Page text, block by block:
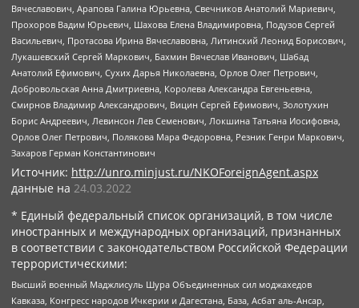
Вячеславович, Арапова Галина Юрьевна, Свечников Анатолий Мариевич,
Прохоров Вадим Юрьевич, Шахова Елена Владимировна, Подузов Сергей
Васильевич, Протасова Ирина Вячеславовна, Литинский Леонид Борисович,
Лукашевский Сергей Маркович, Бахмин Вячеслав Иванович, Шабад
Анатолий Ефимович, Сухих Дарья Николаевна, Орлов Олег Петрович,
Добровольская Анна Дмитриевна, Королева Александра Евгеньевна,
Смирнов Владимир Александрович, Вицин Сергей Ефимович, Золотухин
Борис Андреевич, Левинсон Лев Семенович, Локшина Татьяна Иосифовна,
Орлов Олег Петрович, Полякова Мара Федоровна, Резник Генри Маркович,
Захаров Герман Константинович
Источник: http://unro.minjust.ru/NKOForeignAgent.aspx
данные на 24.03.2022
* Единый федеральный список организаций, в том числе
иностранных и международных организаций, признанных
в соответствии с законодательством Российской Федерации
террористическими:
Высший военный Маджлисуль Шура Объединенных сил моджахедов
Кавказа, Конгресс народов Ичкерии и Дагестана, База, Асбат аль-Ансар,